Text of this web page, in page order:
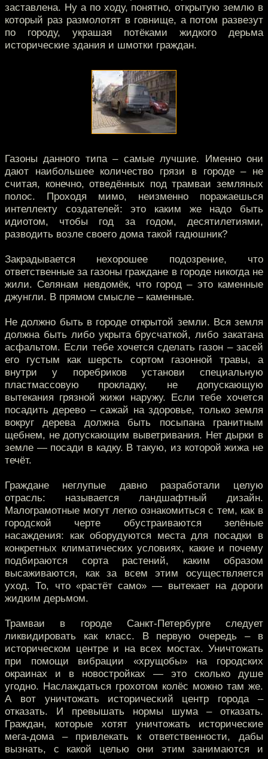
заставлена. Ну а по ходу, понятно, открытую землю в
который раз размолотят в говнище, а потом развезут
по городу, украшая потёками жидкого дерьма
исторические здания и шмотки граждан.
Газоны данного типа – самые лучшие. Именно они
дают наибольшее количество грязи в городе – не
считая, конечно, отведённых под трамваи земляных
полос. Проходя мимо, неизменно поражаешься
интеллекту создателей: это каким же надо быть
идиотом, чтобы год за годом, десятилетиями,
разводить возле своего дома такой гадюшник?
Закрадывается нехорошее подозрение, что
ответственные за газоны граждане в городе никогда не
жили. Селянам невдомёк, что город – это каменные
джунгли. В прямом смысле – каменные.
Не должно быть в городе открытой земли. Вся земля
должна быть либо укрыта брусчаткой, либо закатана
асфальтом. Если тебе хочется сделать газон – засей
его густым как шерсть сортом газонной травы, а
внутри у поребриков установи специальную
пластмассовую прокладку, не допускающую
вытекания грязной жижи наружу. Если тебе хочется
посадить дерево – сажай на здоровье, только земля
вокруг дерева должна быть посыпана гранитным
щебнем, не допускающим выветривания. Нет дырки в
земле — посади в кадку. В такую, из которой жижа не
течёт.
Граждане неглупые давно разработали целую
отрасль: называется ландшафтный дизайн.
Малограмотные могут легко ознакомиться с тем, как в
городской черте обустраиваются зелёные
насаждения: как оборудуются места для посадки в
конкретных климатических условиях, какие и почему
подбираются сорта растений, каким образом
высаживаются, как за всем этим осуществляется
уход. То, что «растёт само» — вытекает на дороги
жидким дерьмом.
Трамваи в городе Санкт-Петербурге следует
ликвидировать как класс. В первую очередь – в
историческом центре и на всех мостах. Уничтожать
при помощи вибрации «хрущобы» на городских
окраинах и в новостройках — это сколько душе
угодно. Наслаждаться грохотом колёс можно там же.
А вот уничтожать исторический центр города –
отказать. И превышать нормы шума – отказать.
Граждан, которые хотят уничтожать исторические
мега-дома – привлекать к ответственности, дабы
вызнать, с какой целью они этим занимаются и